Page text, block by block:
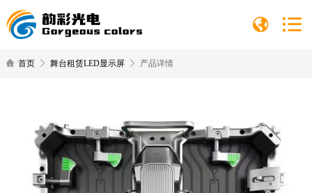
首页 舞台租赁LED显示屏 产品详情